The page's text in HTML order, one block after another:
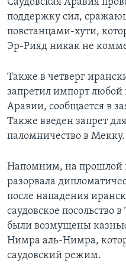
Саудовская Аравия
поддержку сил,
повстанцами-хути,
Эр-Рияд никак не
Также в четверг
запретил импорт любой
Аравии, сообщается в
Также введен запрет
паломничество в Мекку.
Напомним, на прошлой
разорвала
после нападения
саудовское посольство
были возмущены
Нимра аль-Нимра,
саудовский режим.